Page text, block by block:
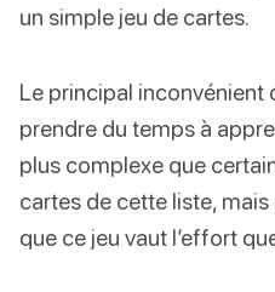
un simple jeu de cartes.
Le principal inconvénient
prendre du temps à
plus complexe que
cartes de cette liste,
que ce jeu vaut l’effort